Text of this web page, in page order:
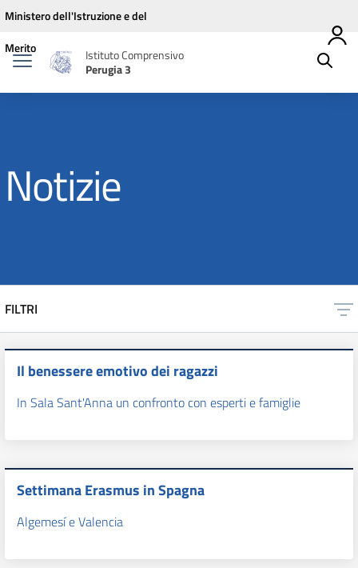
Vai ai contenuti
Vai al menu di navigazione
Vai al footer
Ministero dell'Istruzione e del
Merito
Istituto Comprensivo
Perugia 3
Notizie
FILTRI
Il benessere emotivo dei ragazzi
In Sala Sant'Anna un confronto con esperti e famiglie
Settimana Erasmus in Spagna
Algemesí e Valencia